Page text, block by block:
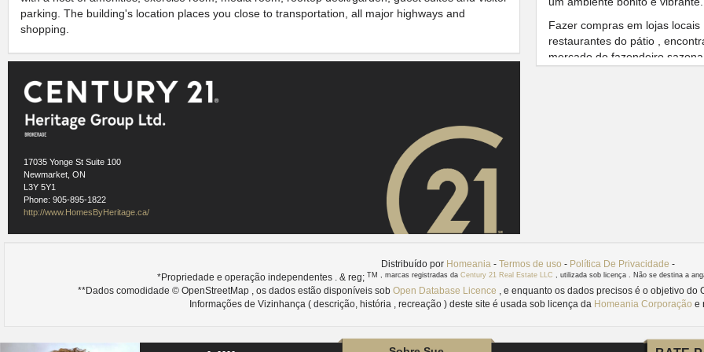
parking. The building's location places you close to transportation, all major highways and
shopping.
17035 Yonge St Suite 100
Newmarket, ON
L3Y 5Y1
Phone: 905-895-1822
http://www.HomesByHeritage.ca/
Fazer compras em lojas
restaurantes do pátio ,
mercado do fazendeiro
https://homeania.com/
Images references
- Wikimedia Commons (123Strike) -
1.2- Wikimedia Commons (Kelisi) - http://
Distribuído por Homeania - Termos de uso - Política De Privacidade -
*Propriedade e operação independentes . & reg; TM , marcas registradas da Century 21 Real Estate LLC , utilizada sob licença . Não se destina a
**Dados comodidade © OpenStreetMap , os dados estão disponíveis sob Open Database Licence , e enquanto os dados precisos é o objetivo
Informações de Vizinhança ( descrição, história , recreação ) deste site é usada sob licença da Homeania Corporação e